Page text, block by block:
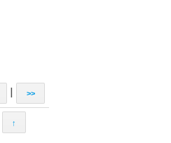
>>
↑